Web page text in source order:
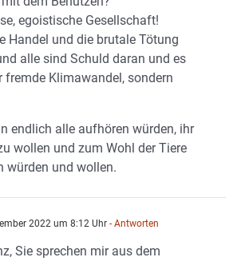
egoistische Gesellschaft!
Handel und die brutale Tötung
alle sind Schuld daran und es
fremde Klimawandel, sondern
endlich alle aufhören würden, ihr
wollen und zum Wohl der Tiere
würden und wollen.
2022 um 8:12 Uhr - Antworten
Sie sprechen mir aus dem